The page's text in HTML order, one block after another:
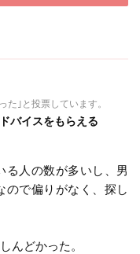
た｣と投票しています。
バイスをもらえる
る人の数が多いし、男
ので偏りがなく、探し
んどかった。